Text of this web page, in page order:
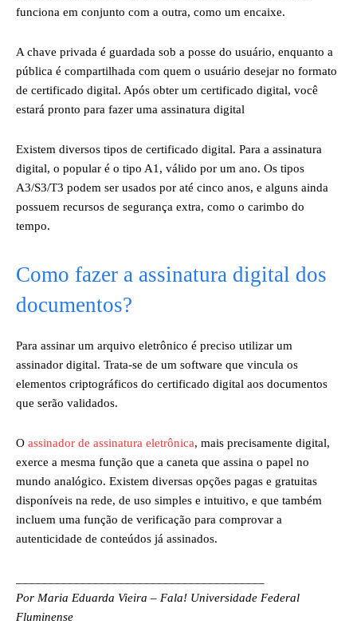
funciona em conjunto com a outra, como um encaixe.
A chave privada é guardada sob a posse do usuário, enquanto a
pública é compartilhada com quem o usuário desejar no formato
de certificado digital. Após obter um certificado digital, você
estará pronto para fazer uma assinatura digital
Existem diversos tipos de certificado digital. Para a assinatura
digital, o popular é o tipo A1, válido por um ano. Os tipos
A3/S3/T3 podem ser usados por até cinco anos, e alguns ainda
possuem recursos de segurança extra, como o carimbo do
tempo.
Como fazer a assinatura digital dos
documentos?
Para assinar um arquivo eletrônico é preciso utilizar um
assinador digital. Trata-se de um software que vincula os
elementos criptográficos do certificado digital aos documentos
que serão validados.
O assinador de assinatura eletrônica, mais precisamente digital,
exerce a mesma função que a caneta que assina o papel no
mundo analógico. Existem diversas opções pagas e gratuitas
disponíveis na rede, de uso simples e intuitivo, e que também
incluem uma função de verificação para comprovar a
autenticidade de conteúdos já assinados.
Por Maria Eduarda Vieira – Fala! Universidade Federal
Fluminense